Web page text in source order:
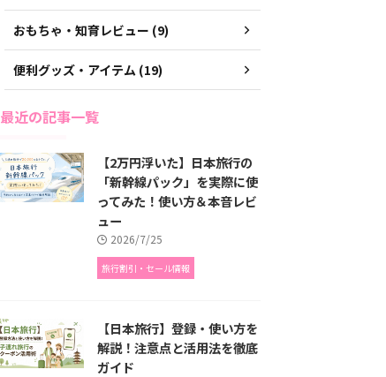
おもちゃ・知育レビュー (9)
便利グッズ・アイテム (19)
最近の記事一覧
【2万円浮いた】日本旅行の
「新幹線パック」を実際に使
ってみた！使い方＆本音レビ
ュー
2026/7/25
旅行割引・セール情報
【日本旅行】登録・使い方を
解説！注意点と活用法を徹底
ガイド